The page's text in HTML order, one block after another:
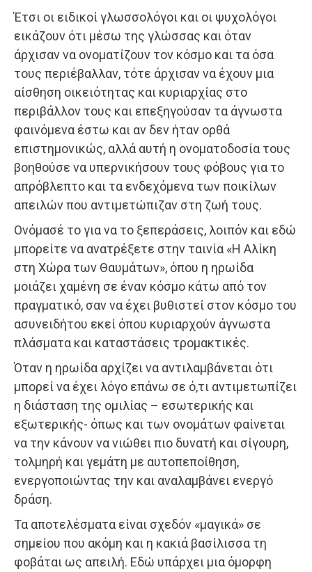
Έτσι οι ειδικοί γλωσσολόγοι και οι ψυχολόγοι
εικάζουν ότι μέσω της γλώσσας και όταν
άρχισαν να ονοματίζουν τον κόσμο και τα όσα
τους περιέβαλλαν, τότε άρχισαν να έχουν μια
αίσθηση οικειότητας και κυριαρχίας στο
περιβάλλον τους και επεξηγούσαν τα άγνωστα
φαινόμενα έστω και αν δεν ήταν ορθά
επιστημονικώς, αλλά αυτή η ονοματοδοσία τους
βοηθούσε να υπερνικήσουν τους φόβους για το
απρόβλεπτο και τα ενδεχόμενα των ποικίλων
απειλών που αντιμετώπιζαν στη ζωή τους.
Ονόμασέ το για να το ξεπεράσεις, λοιπόν και εδώ
μπορείτε να ανατρέξετε στην ταινία «Η Αλίκη
στη Χώρα των Θαυμάτων», όπου η ηρωίδα
μοιάζει χαμένη σε έναν κόσμο κάτω από τον
πραγματικό, σαν να έχει βυθιστεί στον κόσμο του
ασυνειδήτου εκεί όπου κυριαρχούν άγνωστα
πλάσματα και καταστάσεις τρομακτικές.
Όταν η ηρωίδα αρχίζει να αντιλαμβάνεται ότι
μπορεί να έχει λόγο επάνω σε ό,τι αντιμετωπίζει
η διάσταση της ομιλίας – εσωτερικής και
εξωτερικής- όπως και των ονομάτων φαίνεται
να την κάνουν να νιώθει πιο δυνατή και σίγουρη,
τολμηρή και γεμάτη με αυτοπεποίθηση,
ενεργοποιώντας την και αναλαμβάνει ενεργό
δράση.
Τα αποτελέσματα είναι σχεδόν «μαγικά» σε
σημείου που ακόμη και η κακιά βασίλισσα τη
φοβάται ως απειλή. Εδώ υπάρχει μια όμορφη